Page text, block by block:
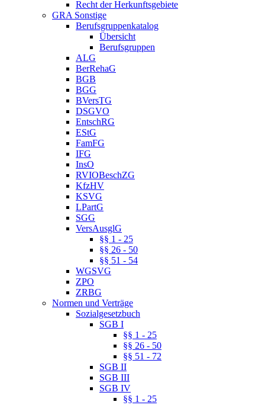
Recht der Herkunftsgebiete
GRA Sonstige
Berufsgruppenkatalog
Übersicht
Berufsgruppen
ALG
BerRehaG
BGB
BGG
BVersTG
DSGVO
EntschRG
EStG
FamFG
IFG
InsO
RVIOBeschZG
KfzHV
KSVG
LPartG
SGG
VersAusglG
§§ 1 - 25
§§ 26 - 50
§§ 51 - 54
WGSVG
ZPO
ZRBG
Normen und Verträge
Sozialgesetzbuch
SGB I
§§ 1 - 25
§§ 26 - 50
§§ 51 - 72
SGB II
SGB III
SGB IV
§§ 1 - 25